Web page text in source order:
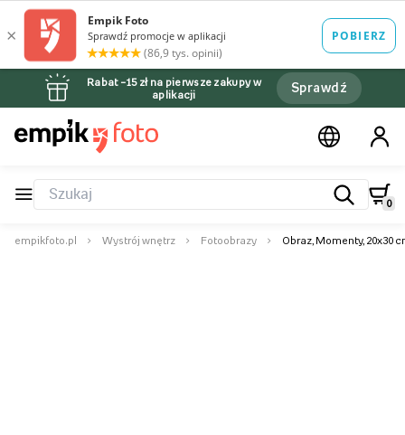
Rabat –15 zł na pierwsze zakupy w
aplikacji
Sprawdź
0
empikfoto.pl Wystrój wnętrz Fotoobrazy Obraz, Momenty, 20x30